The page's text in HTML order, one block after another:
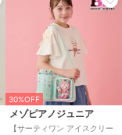
30%OFF
メゾピアノジュニア
【サーティワン アイスクリー